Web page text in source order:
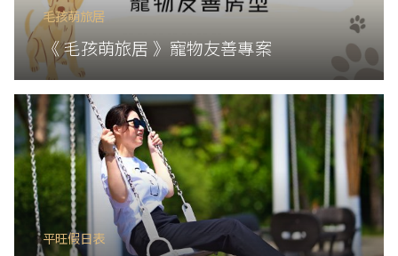
毛孩萌旅居
《 毛孩萌旅居 》寵物友善專案
平旺假日表